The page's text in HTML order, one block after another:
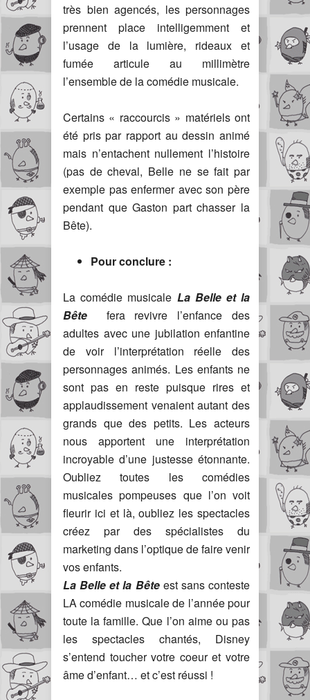
très bien agencés, les personnages
prennent place intelligemment et
l’usage de la lumière, rideaux et
fumée articule au millimètre
l’ensemble de la comédie musicale.
Certains « raccourcis » matériels ont
été pris par rapport au dessin animé
mais n’entachent nullement l’histoire
(pas de cheval, Belle ne se fait par
exemple pas enfermer avec son père
pendant que Gaston part chasser la
Bête).
Pour conclure :
La comédie musicale La Belle et la
Bête
fera revivre l’enfance des
adultes avec une jubilation enfantine
de voir l’interprétation réelle des
personnages animés. Les enfants ne
sont pas en reste puisque rires et
applaudissement venaient autant des
grands que des petits. Les acteurs
nous apportent une interprétation
incroyable d’une justesse étonnante.
Oubliez toutes les comédies
musicales pompeuses que l’on voit
fleurir ici et là, oubliez les spectacles
créez par des spécialistes du
marketing dans l’optique de faire venir
vos enfants.
La Belle et la Bêteest sans conteste
LA comédie musicale de l’année pour
toute la famille. Que l’on aime ou pas
les spectacles chantés, Disney
s’entend toucher votre coeur et votre
âme d’enfant… et c’est réussi !